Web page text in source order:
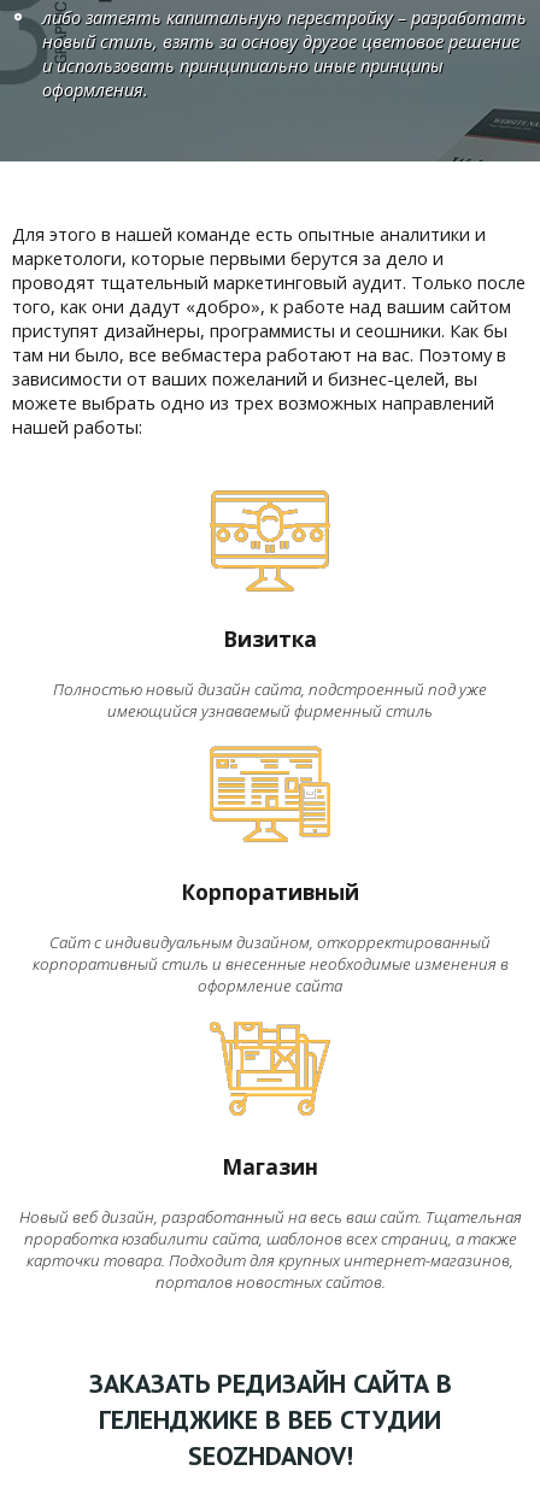
либо затеять капитальную перестройку – разработать
новый стиль, взять за основу другое цветовое решение
и использовать принципиально иные принципы
оформления.
Для этого в нашей команде есть опытные аналитики и
маркетологи, которые первыми берутся за дело и
проводят тщательный маркетинговый аудит. Только после
того, как они дадут «добро», к работе над вашим сайтом
приступят дизайнеры, программисты и сеошники. Как бы
там ни было, все вебмастера работают на вас. Поэтому в
зависимости от ваших пожеланий и бизнес-целей, вы
можете выбрать одно из трех возможных направлений
нашей работы:
Визитка
Полностью новый дизайн сайта, подстроенный под уже
имеющийся узнаваемый фирменный стиль
Корпоративный
Сайт с индивидуальным дизайном, откорректированный
корпоративный стиль и внесенные необходимые изменения в
оформление сайта
Магазин
Новый веб дизайн, разработанный на весь ваш сайт. Тщательная
проработка юзабилити сайта, шаблонов всех страниц, а также
карточки товара. Подходит для крупных интернет-магазинов,
порталов новостных сайтов.
ЗАКАЗАТЬ РЕДИЗАЙН САЙТА В
ГЕЛЕНДЖИКЕ В ВЕБ СТУДИИ
SEOZHDANOV!